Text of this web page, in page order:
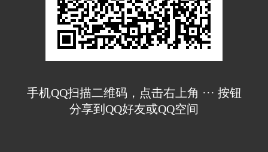
手机QQ扫描二维码，点击右上角 ··· 按钮
分享到QQ好友或QQ空间